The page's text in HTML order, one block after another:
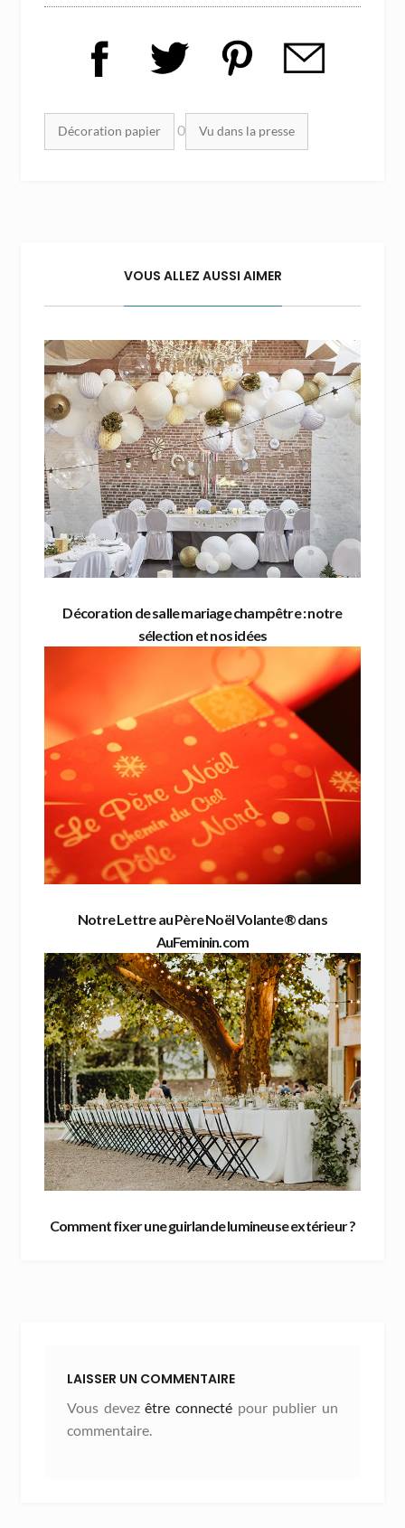
Mots clés :
Décoration papier 0 Vu dans la presse
VOUS ALLEZ AUSSI AIMER
Décoration de salle mariage champêtre : notre
sélection et nos idées
Notre Lettre au Père Noël Volante® dans
AuFeminin.com
Comment fixer une guirlande lumineuse extérieur ?
LAISSER UN COMMENTAIRE
Vous devezêtre connecté pour publier un
commentaire.